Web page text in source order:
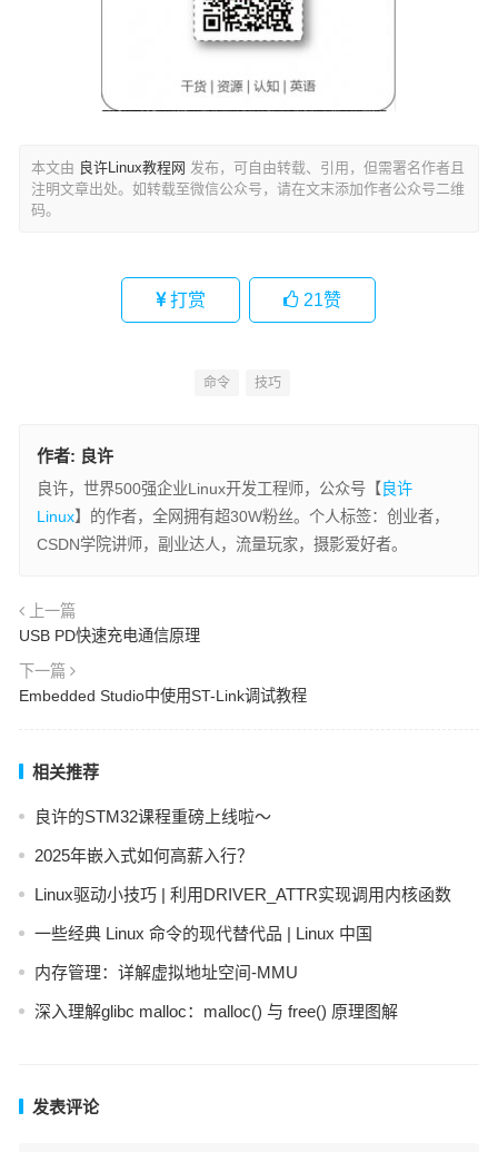
本文由 良许Linux教程网 发布，可自由转载、引用，但需署名作者且
注明文章出处。如转载至微信公众号，请在文末添加作者公众号二维
码。
打赏 21赞
命令 技巧
作者: 良许
良许，世界500强企业Linux开发工程师，公众号【 良许
Linux】的作者，全网拥有超30W粉丝。个人标签：创业者，
CSDN学院讲师，副业达人，流量玩家，摄影爱好者。
上一篇
USB PD快速充电通信原理
下一篇
Embedded Studio中使用ST-Link调试教程
相关推荐
良许的STM32课程重磅上线啦～
2025年嵌入式如何高薪入行？
Linux驱动小技巧 | 利用DRIVER_ATTR实现调用内核函数
一些经典 Linux 命令的现代替代品 | Linux 中国
内存管理：详解虚拟地址空间-MMU
深入理解glibc malloc：malloc() 与 free() 原理图解
发表评论